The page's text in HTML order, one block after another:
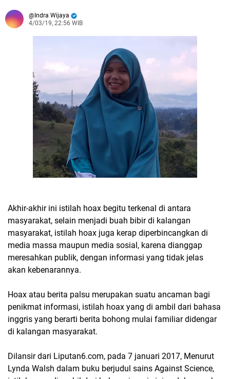
Indra Wijaya
4/03/19, 22:56 WIB
Akhir-akhir ini istilah hoax begitu terkenal di antara
masyarakat, selain menjadi buah bibir di kalangan
masyarakat, istilah hoax juga kerap diperbincangkan di
media massa maupun media sosial, karena dianggap
meresahkan publik, dengan informasi yang tidak jelas
akan kebenarannya.
Hoax atau berita palsu merupakan suatu ancaman bagi
penikmat informasi, istilah hoax yang di ambil dari bahasa
inggris yang berarti berita bohong mulai familiar didengar
di kalangan masyarakat.
Dilansir dari Liputan6.com, pada 7 januari 2017, Menurut
Lynda Walsh dalam buku berjudul sains Against Science,